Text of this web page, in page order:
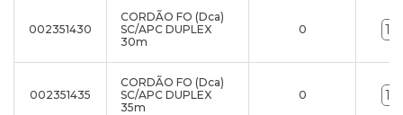
002351430
CORDÃO FO (Dca)
SC/APC DUPLEX
30m
0
002351435
CORDÃO FO (Dca)
SC/APC DUPLEX
35m
0